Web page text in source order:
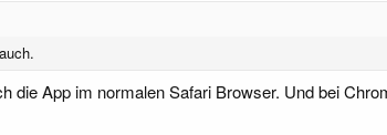
die App im normalen Safari Browser. Und bei